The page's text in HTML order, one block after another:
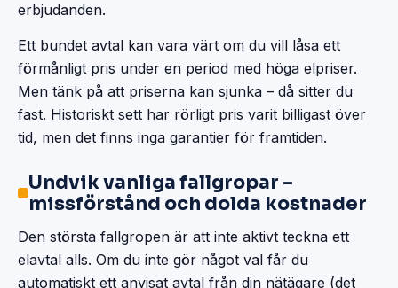
erbjudanden.
Ett bundet avtal kan vara värt om du vill låsa ett
förmånligt pris under en period med höga elpriser.
Men tänk på att priserna kan sjunka – då sitter du
fast. Historiskt sett har rörligt pris varit billigast över
tid, men det finns inga garantier för framtiden.
Undvik vanliga fallgropar –
missförstånd och dolda kostnader
Den största fallgropen är att inte aktivt teckna ett
elavtal alls. Om du inte gör något val får du
automatiskt ett anvisat avtal från din nätägare (det